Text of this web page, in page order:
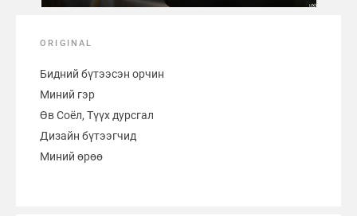
ORIGINAL
Бидний бүтээсэн орчин
Миний гэр
Өв Соёл, Түүх дурсгал
Дизайн бүтээгчид
Миний өрөө